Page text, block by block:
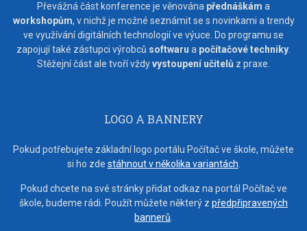
Převážná část konference je věnována přednáškám a
workshopům, v nichž je možné seznámit se s novinkami a trendy
ve využívání digitálních technologií ve výuce. Do programu se
zapojují také zástupci výrobců softwaru a počítačové techniky
Stěžejní část ale tvoří vždyvystoupení učitelů z praxe.
LOGO A BANNERY
Pokud potřebujete základní logo portálu Počítač ve škole, můžete
si ho zde stáhnout v několika variantách
Pokud chcete na své stránky přidat odkaz na portál Počítač ve
škole, budeme rádi. Použít můžete některý z předpřipravených
bannerů